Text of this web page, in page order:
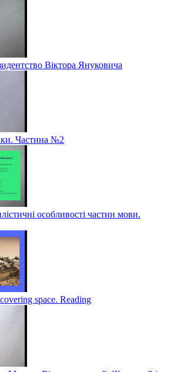
Віктора Януковича
Частина №2
особливості частин мови.
space. Reading